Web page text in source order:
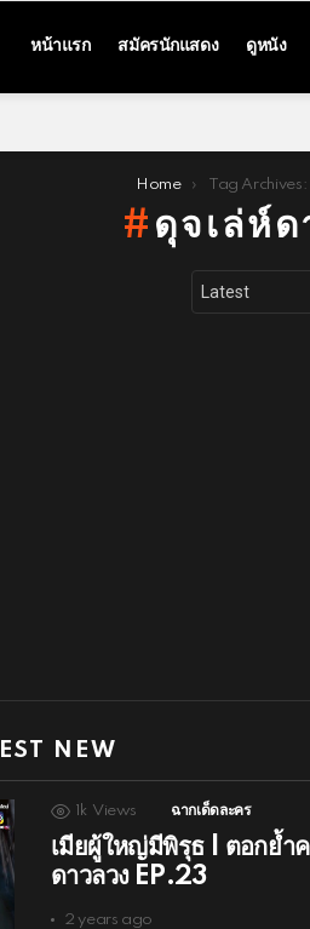
หน้าแรก สมัครนักแสดง ดูหนัง
Home Tag Archives:
ดุจเล่ห์ด
NEW
1k Views ฉากเด็ดละคร
เมียผู้ใหญ่มีพิรุธ | ตอกย้ำ
ดาวลวง EP.23
2 years ago